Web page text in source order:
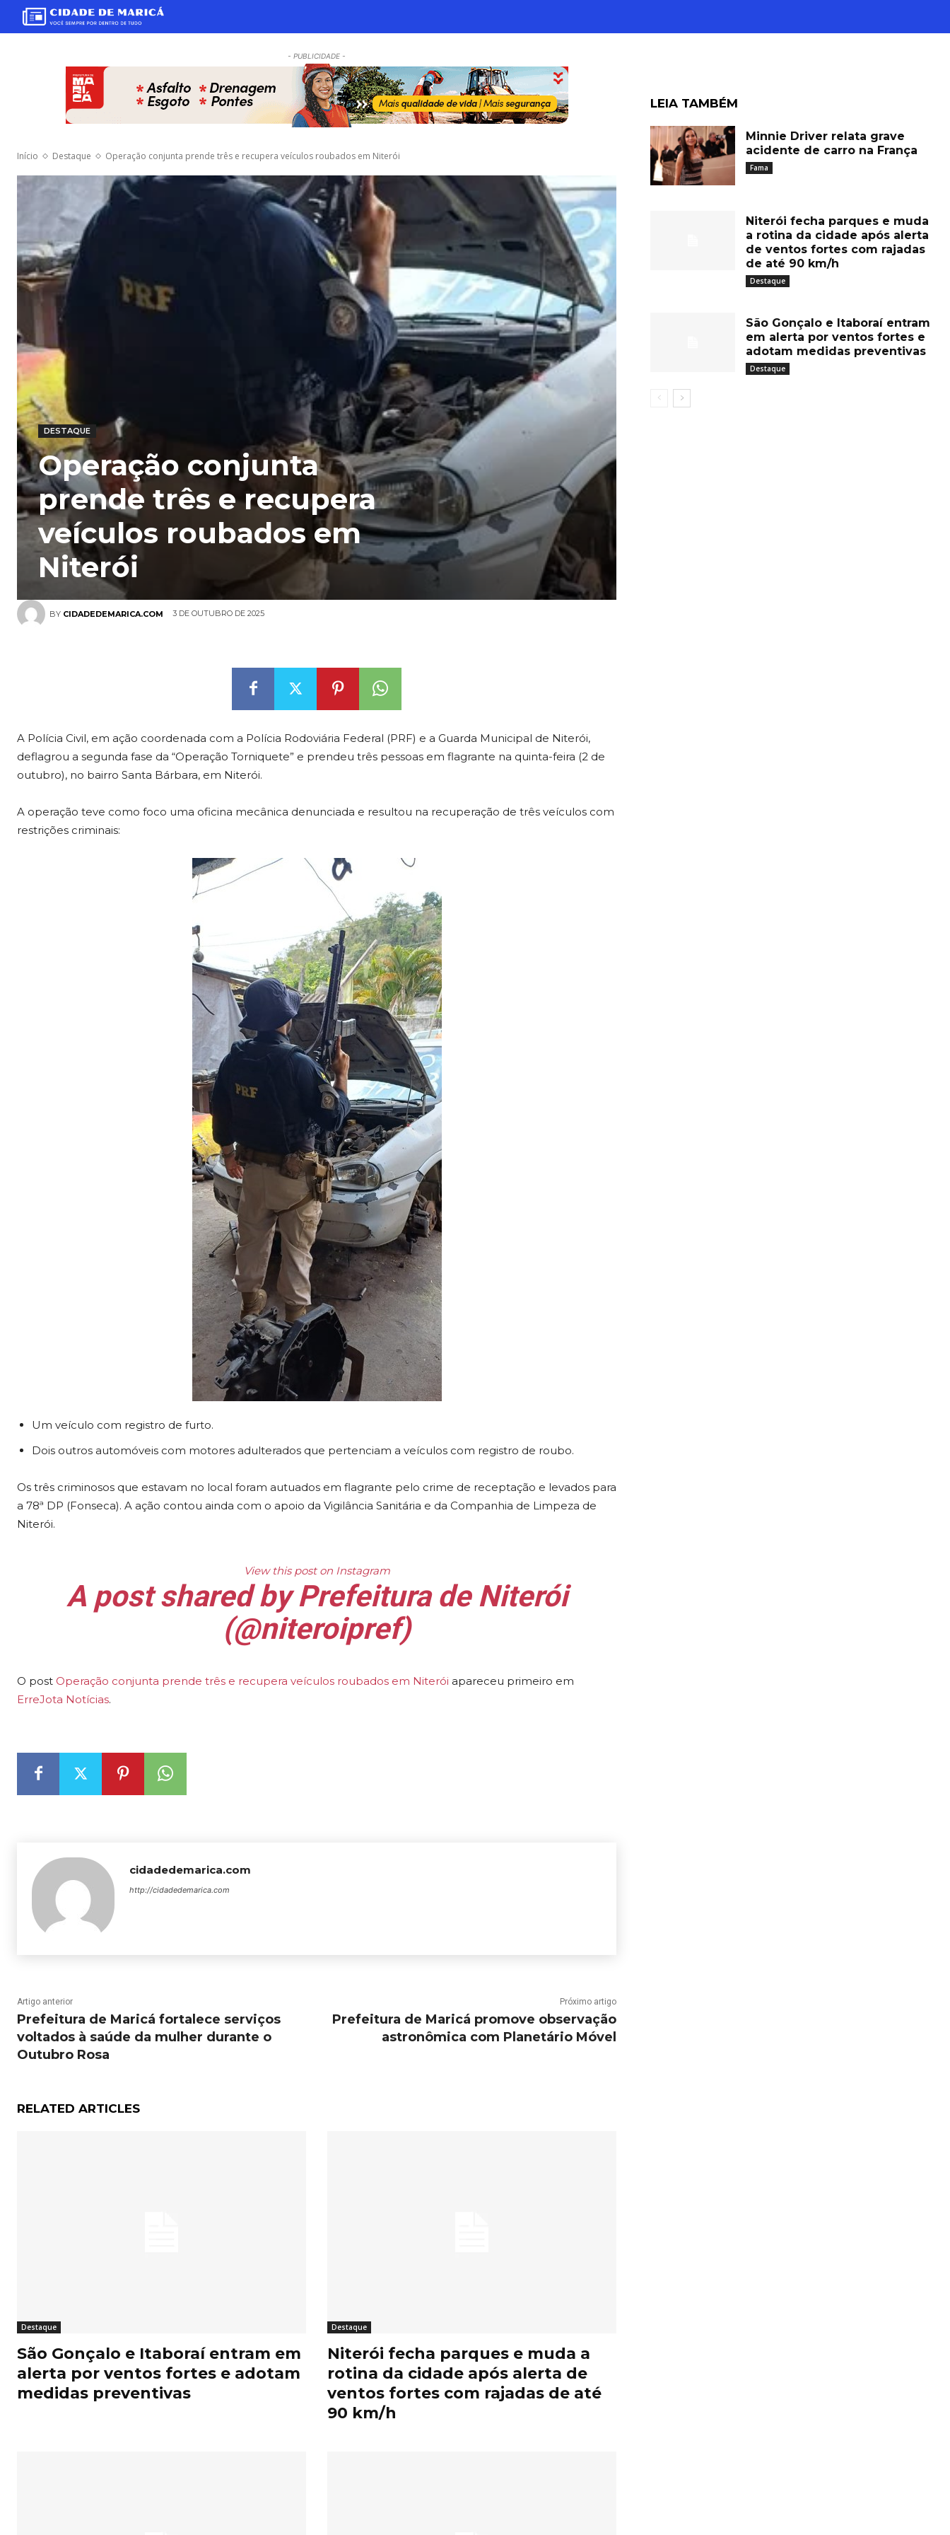
- PUBLICIDADE -
Início Destaque Operação conjunta prende três e recupera veículos roubados em Niterói
BY CIDADEDEMARICA.COM 3 DE OUTUBRO DE 2025
DESTAQUE
Operação conjunta
prende três e recupera
veículos roubados em
Niterói
LEIA TAMBÉM
Minnie Driver relata grave
acidente de carro na França
Fama
Niterói fecha parques e muda
a rotina da cidade após alerta
de ventos fortes com rajadas
de até 90 km/h
Destaque
São Gonçalo e Itaboraí entram
em alerta por ventos fortes e
adotam medidas preventivas
Destaque
A Polícia Civil, em ação coordenada com a Polícia Rodoviária Federal (PRF) e a Guarda Municipal de Niterói,
deflagrou a segunda fase da “Operação Torniquete” e prendeu três pessoas em flagrante na quinta-feira (2 de
outubro), no bairro Santa Bárbara, em Niterói.
A operação teve como foco uma oficina mecânica denunciada e resultou na recuperação de três veículos com
restrições criminais:
Um veículo com registro de furto.
Dois outros automóveis com motores adulterados que pertenciam a veículos com registro de roubo.
Os três criminosos que estavam no local foram autuados em flagrante pelo crime de receptação e levados para
a 78ª DP (Fonseca). A ação contou ainda com o apoio da Vigilância Sanitária e da Companhia de Limpeza de
Niterói.
View this post on Instagram
A post shared by Prefeitura de Niterói
(@niteroipref)
O post Operação conjunta prende três e recupera veículos roubados em Niterói apareceu primeiro em
ErreJota Notícias.
cidadedemarica.com
http://cidadedemarica.com
Artigo anterior
Prefeitura de Maricá fortalece serviços
voltados à saúde da mulher durante o
Outubro Rosa
Próximo artigo
Prefeitura de Maricá promove observação
astronômica com Planetário Móvel
RELATED ARTICLES
Destaque
São Gonçalo e Itaboraí entram em
alerta por ventos fortes e adotam
medidas preventivas
Destaque
Niterói fecha parques e muda a
rotina da cidade após alerta de
ventos fortes com rajadas de até
90 km/h